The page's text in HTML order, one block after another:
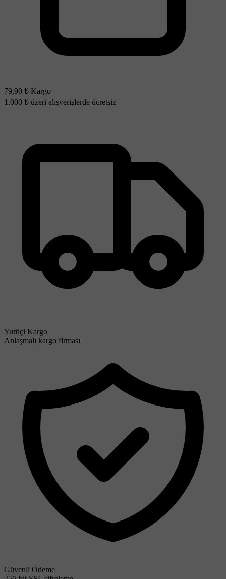
79,90 ₺ Kargo
1.000 ₺ üzeri alışverişlerde ücretsiz
Yurtiçi Kargo
Anlaşmalı kargo firması
Güvenli Ödeme